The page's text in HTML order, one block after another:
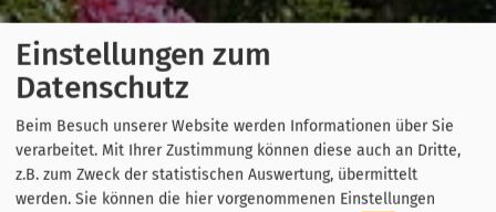
Einstellungen zum
Datenschutz
Beim Besuch unserer Website werden Informationen über Sie
verarbeitet. Mit Ihrer Zustimmung können diese auch an Dritte,
z.B. zum Zweck der statistischen Auswertung, übermittelt
werden. Sie können die hier vorgenommenen Einstellungen